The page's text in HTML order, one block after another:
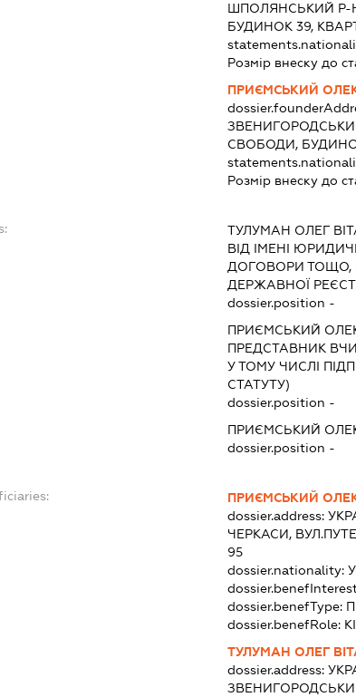
ШПОЛЯНСЬКИЙ Р-
БУДИНОК 39,
Розмір внеску до
ПРИЄМСЬКИЙ
СВОБОДИ,
Розмір внеску до
ТУЛУМАН ОЛЕГ
ВІД ІМЕНІ
ДОГОВОРИ ТОЩО,
ДЕРЖАВНОЇ
dossier.position -
ПРИЄМСЬКИЙ
ПРЕДСТАВНИК
У ТОМУ ЧИСЛІ
СТАТУТУ)
dossier.position -
ПРИЄМСЬКИЙ
dossier.position -
ПРИЄМСЬКИЙ
dossier.address:
ЧЕРКАСИ,
95
dossier.nationality:
dossier.benefType:
dossier.benefRole:
ТУЛУМАН ОЛЕГ
dossier.address: